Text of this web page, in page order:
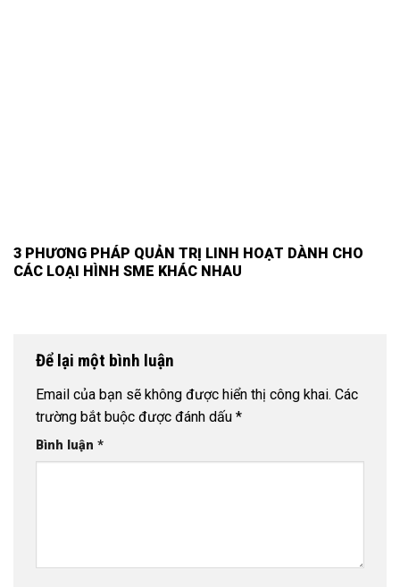
3 PHƯƠNG PHÁP QUẢN TRỊ LINH HOẠT DÀNH CHO
CÁC LOẠI HÌNH SME KHÁC NHAU
Để lại một bình luận
Email của bạn sẽ không được hiển thị công khai. Các
trường bắt buộc được đánh dấu *
Bình luận *